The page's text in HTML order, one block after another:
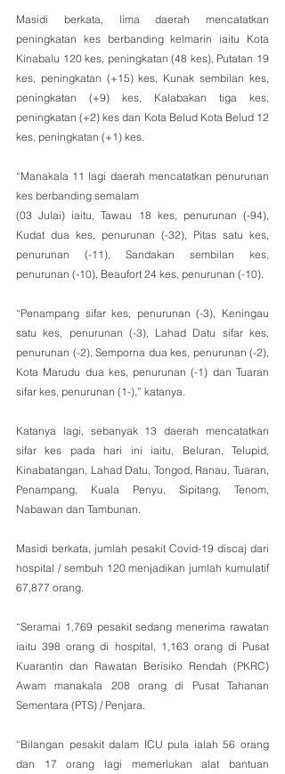
Masidi berkata, lima daerah mencatatkan
peningkatan kes berbanding kelmarin iaitu Kota
Kinabalu 120 kes, peningkatan (48 kes), Putatan 19
kes, peningkatan (+15) kes, Kunak sembilan kes,
peningkatan (+9) kes, Kalabakan tiga kes,
peningkatan (+2) kes dan Kota Belud Kota Belud 12
kes, peningkatan (+1) kes.
“Manakala 11 lagi daerah mencatatkan penurunan
kes berbanding semalam
(03 Julai) iaitu, Tawau 18 kes, penurunan (-94),
Kudat dua kes, penurunan (-32), Pitas satu kes,
penurunan (-11), Sandakan sembilan kes,
penurunan (-10), Beaufort 24 kes, penurunan (-10).
“Penampang sifar kes, penurunan (-3), Keningau
satu kes, penurunan (-3), Lahad Datu sifar kes,
penurunan (-2), Semporna dua kes, penurunan (-2),
Kota Marudu dua kes, penurunan (-1) dan Tuaran
sifar kes, penurunan (1-),” katanya.
Katanya lagi, sebanyak 13 daerah mencatatkan
sifar kes pada hari ini iaitu, Beluran, Telupid,
Kinabatangan, Lahad Datu, Tongod, Ranau, Tuaran,
Penampang, Kuala Penyu, Sipitang, Tenom,
Nabawan dan Tambunan.
Masidi berkata, jumlah pesakit Covid-19 discaj dari
hospital / sembuh 120 menjadikan jumlah kumulatif
67,877 orang.
“Seramai 1,769 pesakit sedang menerima rawatan
iaitu 398 orang di hospital, 1,163 orang di Pusat
Kuarantin dan Rawatan Berisiko Rendah (PKRC)
Awam manakala 208 orang di Pusat Tahanan
Sementara (PTS) / Penjara.
“Bilangan pesakit dalam ICU pula ialah 56 orang
dan 17 orang lagi memerlukan alat bantuan